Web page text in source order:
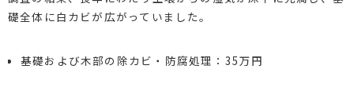
礎全体に白カビが広がっていました。
基礎および木部の除カビ・防腐処理：35万円